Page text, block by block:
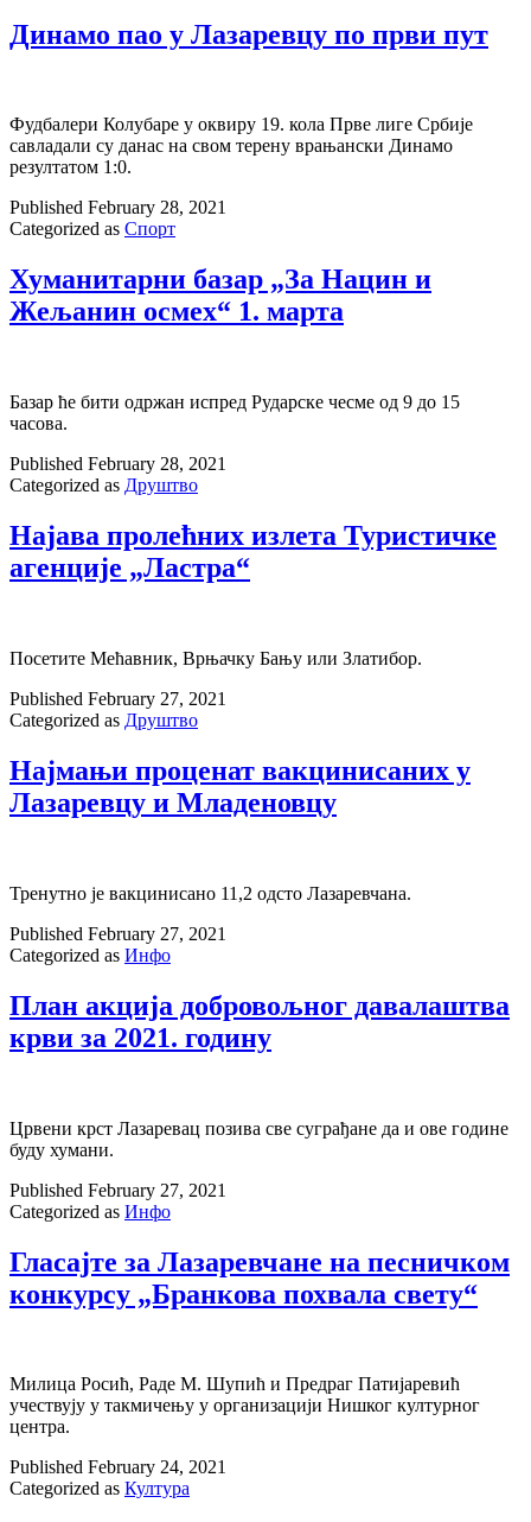
Динамо пао у Лазаревцу по први пут
Фудбалери Колубаре у оквиру 19. кола Прве лиге Србије
савладали су данас на свом терену врањански Динамо
резултатом 1:0.
Published February 28, 2021
Categorized as Спорт
Хуманитарни базар „За Нацин и
Жељанин осмех“ 1. марта
Базар ће бити одржан испред Рударске чесме од 9 до 15
часова.
Published February 28, 2021
Categorized as Друштво
Најава пролећних излета Туристичке
агенције „Ластра“
Посетите Мећавник, Врњачку Бању или Златибор.
Published February 27, 2021
Categorized as Друштво
Најмањи процeнат вакцинисаних у
Лазаревцу и Младеновцу
Тренутно је вакцинисано 11,2 одсто Лазаревчана.
Published February 27, 2021
Categorized as Инфо
План акција добровољног давалаштва
крви за 2021. годину
Црвени крст Лазаревац позива све суграђане да и ове године
буду хумани.
Published February 27, 2021
Categorized as Инфо
Гласајте за Лазаревчане на песничком
конкурсу „Бранкова похвала свету“
Милица Росић, Раде М. Шупић и Предраг Патијаревић
учествују у такмичењу у организацији Нишког културног
центра.
Published February 24, 2021
Categorized as Култура